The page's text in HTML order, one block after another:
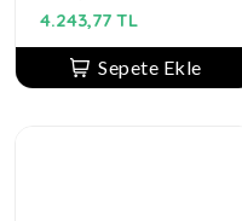
4.243,77 TL
Sepete Ekle